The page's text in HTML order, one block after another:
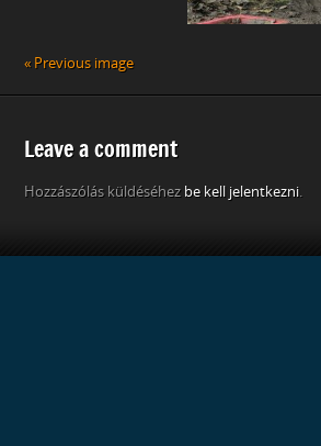
« Previous image
Leave a comment
Hozzászólás küldéséhez be kell jelentkezni.